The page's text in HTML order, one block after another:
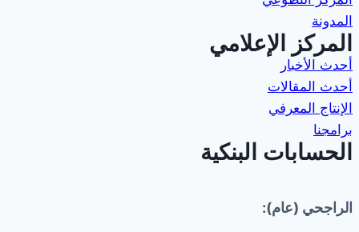
المدونة
المركز الإعلامي
أحدث الأخبار
أحدث المقالات
الإنتاج المعرفي
برامجنا
الحسابات البنكية
الراجحي (عام):